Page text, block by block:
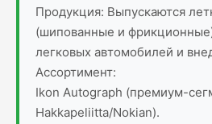
Продукция: Выпускаются
(шипованные и
легковых автомобилей и
Ассортимент:
Ikon Autograph (премиум-
Hakkapeliitta/Nokian).